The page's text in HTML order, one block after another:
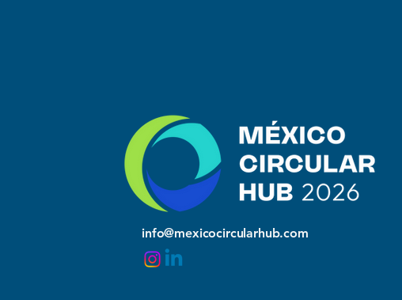
info@mexicocircularhub.com